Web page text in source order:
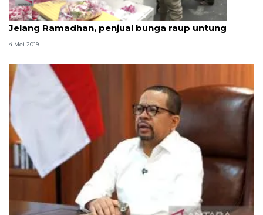
Video
Jelang Ramadhan, penjual bunga raup untung
4 Mei 2019